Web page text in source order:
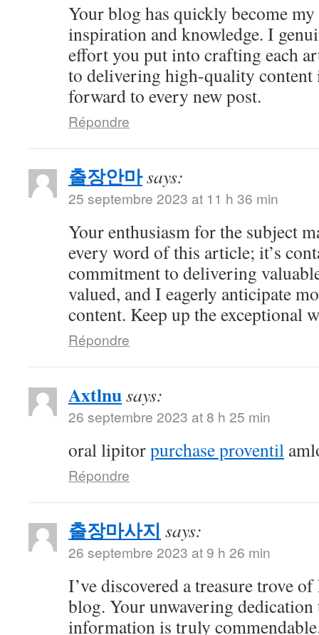
Your blog has quickly become
inspiration and knowledge. I
effort you put into crafting each
to delivering high-quality content
forward to every new post.
Répondre
출장안마says:
25 septembre 2023 at 11 h 36 min
Your enthusiasm for the subject
every word of this article; it’s
commitment to delivering
valued, and I eagerly anticipate
content. Keep up the exceptional
Répondre
Axtlnusays:
26 septembre 2023 at 8 h 25 min
oral lipitorpurchase proventil
Répondre
출장마사지 says:
26 septembre 2023 at 9 h 26 min
I’ve discovered a treasure trove
blog. Your unwavering
information is truly